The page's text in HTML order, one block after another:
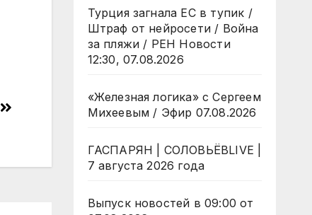
Турция загнала ЕС в тупик /
Штраф от нейросети / Война
за пляжи / РЕН Новости
12:30, 07.08.2026
«Железная логика» с Сергеем
Михеевым / Эфир 07.08.2026
ГАСПАРЯН | СОЛОВЬЁВLIVE |
7 августа 2026 года
Выпуск новостей в 09:00 от